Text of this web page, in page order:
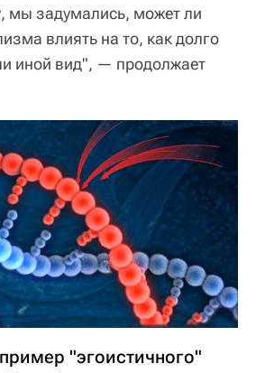
мы задумались, может ли
влиять на то, как долго
иной вид", — продолжает
"эгоистичного"